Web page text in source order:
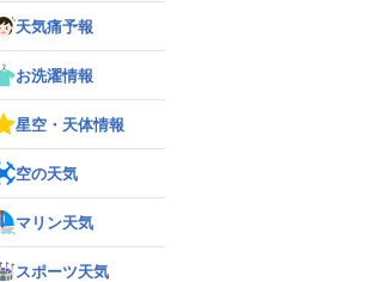
ー
天気痛予報
お洗濯情報
星空・天体情報
空の天気
マリン天気
スポーツ天気